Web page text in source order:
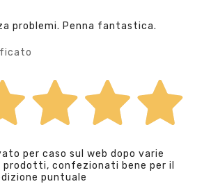
problemi. Penna fantastica.
per caso sul web dopo varie
confezionati bene per il
puntuale